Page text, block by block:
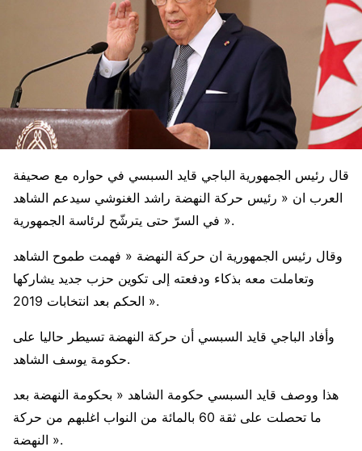
قال رئيس الجمهورية الباجي قايد السبسي في حواره مع صحيفة
العرب ان « رئيس حركة النهضة راشد الغنوشي سيدعم الشاهد
في السرّ حتى يترشّح لرئاسة الجمهورية ».
وقال رئيس الجمهورية ان حركة النهضة « فهمت طموح الشاهد
وتعاملت معه بذكاء ودفعته إلى تكوين حزب جديد يشاركها
الحكم بعد انتخابات 2019 ».
وأفاد الباجي قايد السبسي أن حركة النهضة تسيطر حاليا على
حكومة يوسف الشاهد.
هذا ووصف قايد السبسي حكومة الشاهد « بحكومة النهضة بعد
ما تحصلت على ثقة 60 بالمائة من النواب اغلبهم من حركة
النهضة ».